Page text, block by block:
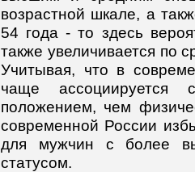
возрастной шкале, а
54 года - то здесь
также увеличивается по
Учитывая, что в
чаще ассоциируется
положением, чем
современной России
для мужчин с более
статусом.